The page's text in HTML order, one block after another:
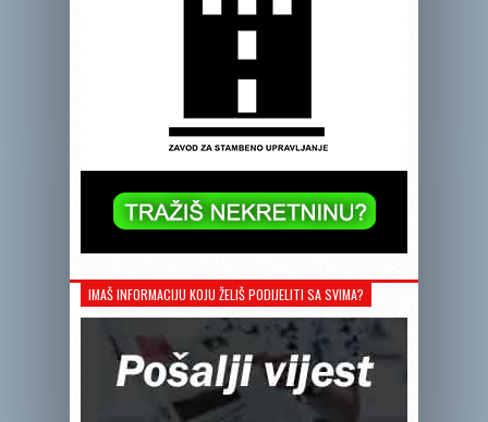
IMAŠ INFORMACIJU KOJU ŽELIŠ PODIJELITI SA SVIMA?